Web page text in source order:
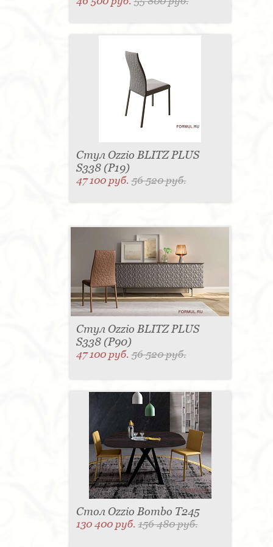
Стул Ozzio BLITZ PLUS
S338 (P19)
47 100 руб.56 520 руб.
Стул Ozzio BLITZ PLUS
S338 (P90)
47 100 руб.56 520 руб.
Стол Ozzio Bombo T245
130 400 руб.156 480 руб.